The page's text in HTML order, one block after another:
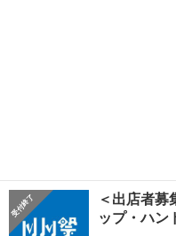
＜出店者募
ップ・ハン